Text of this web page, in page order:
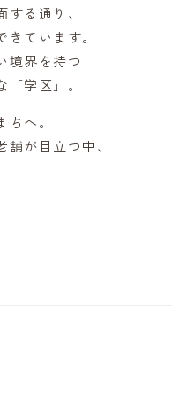
する通り、
ています。
境界を持つ
学区」。
へ。
が目立つ中、